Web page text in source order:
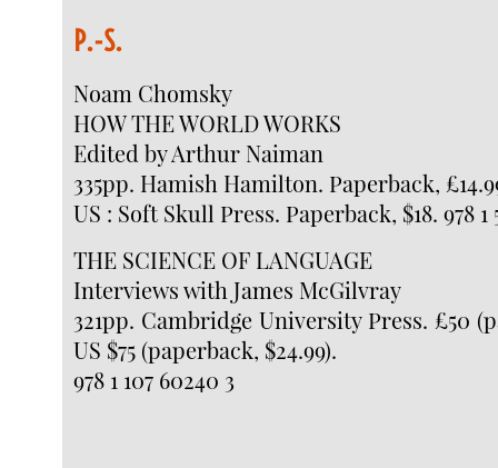
P.-S.
Noam Chomsky
HOW THE WORLD WORKS
Edited by Arthur Naiman
335pp. Hamish Hamilton. Paperback,
US : Soft Skull Press. Paperback, $18. 978 1
THE SCIENCE OF LANGUAGE
Interviews with James McGilvray
321pp. Cambridge University Press. £50
US $75 (paperback, $24.99).
978 1 107 60240 3